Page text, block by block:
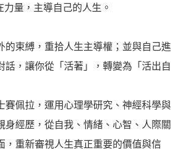
量，主導自己的人生。
束縛，重拾人生主導權；並與自己進
話，讓你從「活著」，轉變為「活出自
佩拉，運用心理學研究、神經科學與
身經歷，從自我、情緒、心智、人際關
，重新審視人生真正重要的價值與信